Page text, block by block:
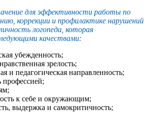
для эффективности работы по
коррекции и профилактике нарушений
логопеда, которая
качествами:
убежденность;
зрелость;
и педагогическая направленность;
профессией;
к себе и окружающим;
выдержка и самокритичность;